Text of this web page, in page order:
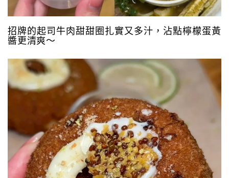
招牌的起司牛肉甜甜圈扎實又多汁，沾點檸檬蛋黃
醬更清爽～